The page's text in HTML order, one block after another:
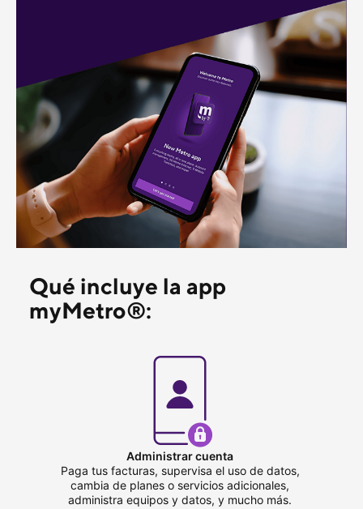
Qué incluye la app
myMetro®:
Administrar cuenta
Paga tus facturas, supervisa el uso de datos,
cambia de planes o servicios adicionales,
administra equipos y datos, y mucho más.